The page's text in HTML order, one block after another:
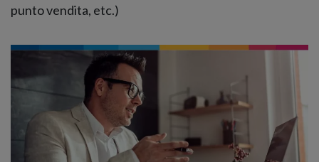
punto vendita, etc.)